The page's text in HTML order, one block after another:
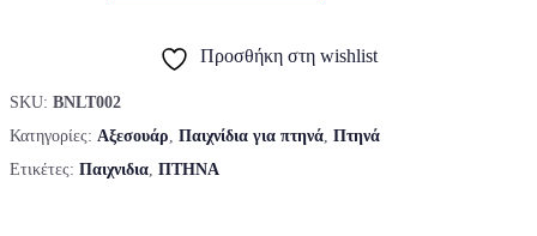
Προσθήκη στη wishlist
SKU: BNLT002
Κατηγορίες: Αξεσουάρ Παιχνίδια για πτηνά Πτηνά
Ετικέτες: Παιχνιδια ΠΤΗΝΑ